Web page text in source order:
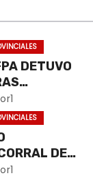
DETUVO
Y
DE